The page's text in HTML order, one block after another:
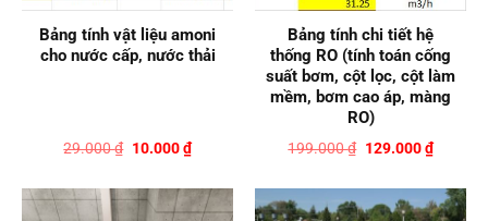
Bảng tính vật liệu amoni
cho nước cấp, nước thải
29.000₫ Giá
29.000 ₫.
10.000₫Giá
hiện
là:
10.000 ₫.
Bảng tính chi tiết hệ
thống RO (tính toán cống
suất bơm, cột lọc, cột làm
mềm, bơm cao áp, màng
RO)
199.000₫ Giá
199.000 ₫.
129.000₫Giá
hiện
là: